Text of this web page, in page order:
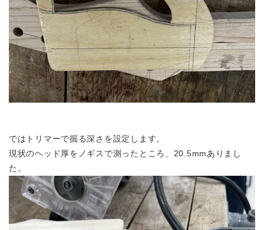
ではトリマーで掘る深さを設定します。
現状のヘッド厚をノギスで測ったところ、20.5mmありまし
た。